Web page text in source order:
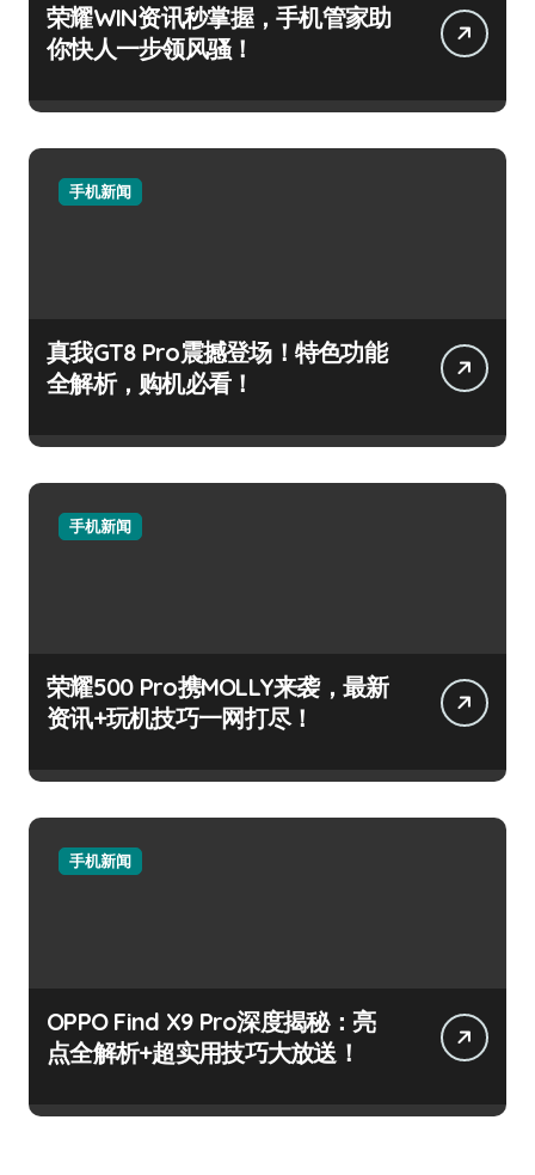
荣耀WIN资讯秒掌握，手机管家助
你快人一步领风骚！
手机新闻
真我GT8 Pro震撼登场！特色功能
全解析，购机必看！
手机新闻
荣耀500 Pro携MOLLY来袭，最新
资讯+玩机技巧一网打尽！
手机新闻
OPPO Find X9 Pro深度揭秘：亮
点全解析+超实用技巧大放送！